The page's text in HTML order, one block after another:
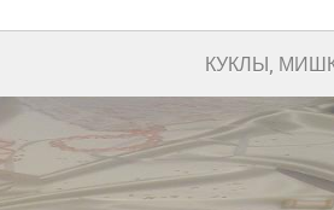
КУКЛЫ,